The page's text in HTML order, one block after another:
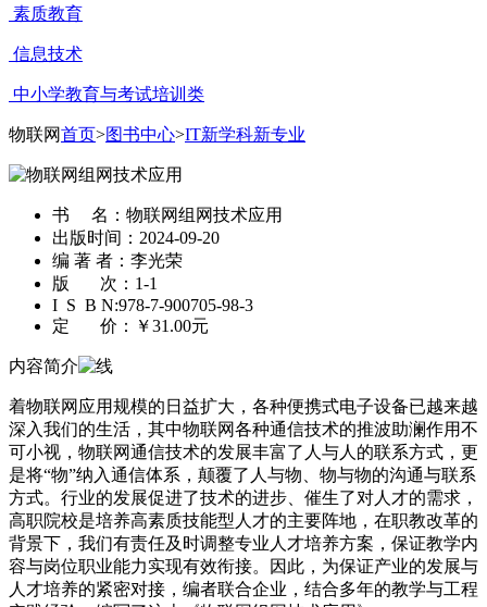
素质教育
信息技术
中小学教育与考试培训类
物联网首页>图书中心>IT新学科新专业
书 名： 物联网组网技术应用
出版时间： 2024-09-20
编 著 者： 李光荣
版 次： 1-1
I S B N:978-7-900705-98-3
定 价：
￥31.00元
内容简介
着物联网应用规模的日益扩大，各种便携式电子设备已越来越
深入我们的生活，其中物联网各种通信技术的推波助澜作用不
可小视，物联网通信技术的发展丰富了人与人的联系方式，更
是将“物”纳入通信体系，颠覆了人与物、物与物的沟通与联系
方式。行业的发展促进了技术的进步、催生了对人才的需求，
高职院校是培养高素质技能型人才的主要阵地，在职教改革的
背景下，我们有责任及时调整专业人才培养方案，保证教学内
容与岗位职业能力实现有效衔接。因此，为保证产业的发展与
人才培养的紧密对接，编者联合企业，结合多年的教学与工程